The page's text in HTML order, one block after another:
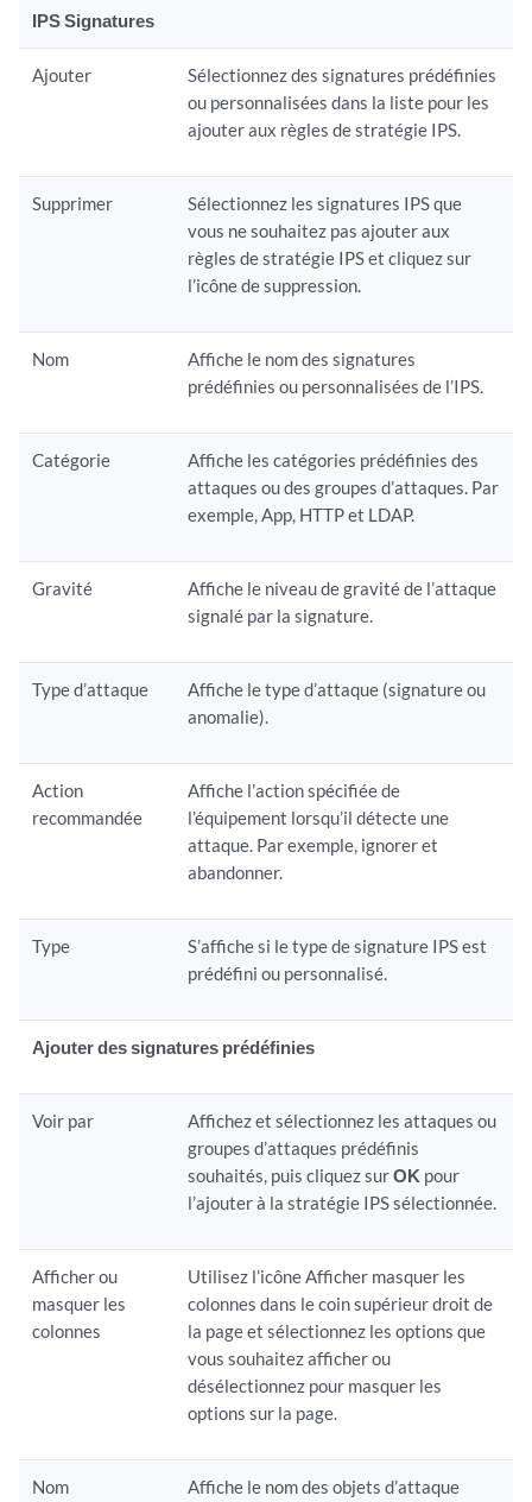
IPS Signatures
Ajouter
Sélectionnez des signatures prédéfinies
ou personnalisées dans la liste pour les
ajouter aux règles de stratégie IPS.
Supprimer
Sélectionnez les signatures IPS que
vous ne souhaitez pas ajouter aux
règles de stratégie IPS et cliquez sur
l’icône de suppression.
Nom
Affiche le nom des signatures
prédéfinies ou personnalisées de l’IPS.
Catégorie
Affiche les catégories prédéfinies des
attaques ou des groupes d’attaques. Par
exemple, App, HTTP et LDAP.
Gravité
Affiche le niveau de gravité de l’attaque
signalé par la signature.
Type d’attaque
Affiche le type d’attaque (signature ou
anomalie).
Action
recommandée
Affiche l’action spécifiée de
l’équipement lorsqu’il détecte une
attaque. Par exemple, ignorer et
abandonner.
Type
S’affiche si le type de signature IPS est
prédéfini ou personnalisé.
Ajouter des signatures prédéfinies
Voir par
Affichez et sélectionnez les attaques ou
groupes d’attaques prédéfinis
souhaités, puis cliquez surOK pour
l’ajouter à la stratégie IPS sélectionnée.
Afficher ou
masquer les
colonnes
Utilisez l’icône Afficher masquer les
colonnes dans le coin supérieur droit de
la page et sélectionnez les options que
vous souhaitez afficher ou
désélectionnez pour masquer les
options sur la page.
Nom
Affiche le nom des objets d’attaque